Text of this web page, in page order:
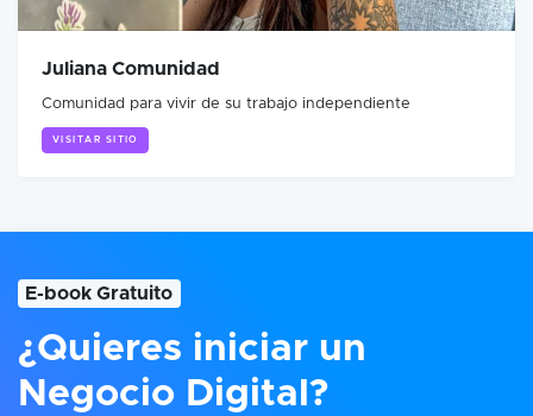
Juliana Comunidad
Comunidad para vivir de su trabajo independiente
VISITAR SITIO
E-book Gratuito
¿Quieres iniciar un
Negocio Digital?